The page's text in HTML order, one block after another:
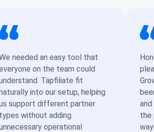
needed an easy tool that
on the team could
Tapfiliate fit
into our setup, helping
support different partner
types without adding
operational
the